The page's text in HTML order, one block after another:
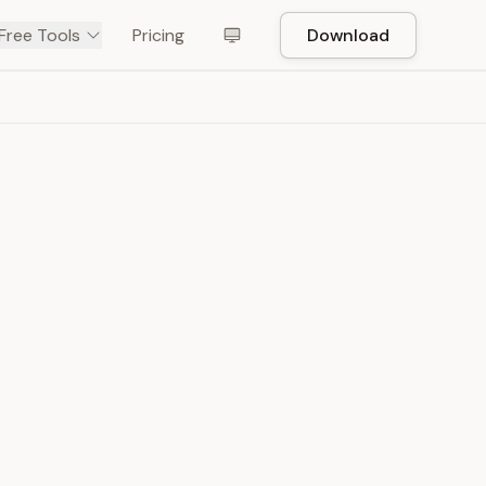
Tools Pricing Download